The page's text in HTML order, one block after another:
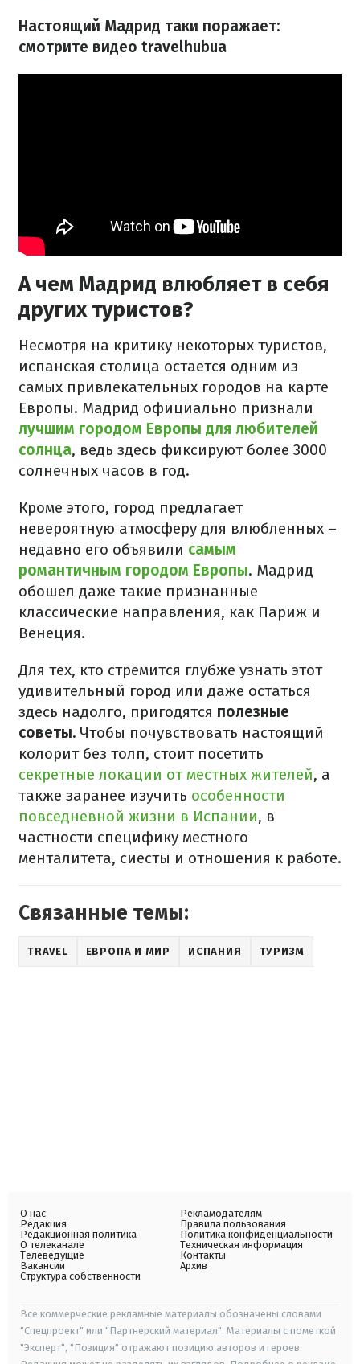
Настоящий Мадрид таки поражает:
смотрите видео travelhubua
А чем Мадрид влюбляет в себя
других туристов?
Несмотря на критику некоторых туристов,
испанская столица остается одним из
самых привлекательных городов на карте
Европы. Мадрид официально признали
лучшим городом Европы для любителей
солнца, ведь здесь фиксируют более 3000
солнечных часов в год.
Кроме этого, город предлагает
невероятную атмосферу для влюбленных –
недавно его объявили самым
романтичным городом Европы. Мадрид
обошел даже такие признанные
классические направления, как Париж и
Венеция.
Для тех, кто стремится глубже узнать этот
удивительный город или даже остаться
здесь надолго, пригодятся полезные
советы. Чтобы почувствовать настоящий
колорит без толп, стоит посетить
секретные локации от местных жителей, а
также заранее изучить особенности
повседневной жизни в Испании, в
частности специфику местного
менталитета, сиесты и отношения к работе.
Связанные темы:
TRAVEL ЕВРОПА И МИР ИСПАНИЯ ТУРИЗМ
О нас
Редакция
Редакционная политика
О телеканале
Телеведущие
Вакансии
Структура собственности
Рекламодателям
Правила пользования
Политика конфиденциальности
Техническая информация
Контакты
Архив
Все коммерческие рекламные материалы обозначены словами
"Спецпроект" или "Партнерский материал". Материалы с пометкой
"Эксперт", "Позиция" отражают позицию авторов и героев.